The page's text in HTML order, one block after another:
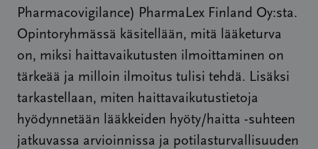
Pharmacovigilance) PharmaLex Finland Oy:sta.
Opintoryhmässä käsitellään, mitä lääketurva
on, miksi haittavaikutusten ilmoittaminen on
tärkeää ja milloin ilmoitus tulisi tehdä. Lisäksi
tarkastellaan, miten haittavaikutustietoja
hyödynnetään lääkkeiden hyöty/haitta -suhteen
jatkuvassa arvioinnissa ja potilasturvallisuuden